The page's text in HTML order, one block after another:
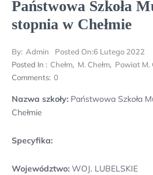
Państwowa Szkoła
stopnia w Chełmie
By: Admin Posted On:6 Lutego 2022
Posted In : Chełm, M. Chełm, Powiat M.
Comments: 0
Nazwa szkoły: Państwowa Szkoła
Chełmie
Specyfika:
Województwo: WOJ. LUBELSKIE